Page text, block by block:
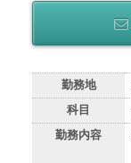
勤務地
科目
勤務内容